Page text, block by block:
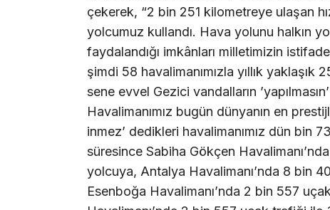
çekerek, “2 bin 251 kilometreye ulaşan
yolcumuz kullandı. Hava yolunu halkın
faydalandığı imkânları milletimizin
şimdi 58 havalimanımızla yıllık
sene evvel Gezici vandalların
Havalimanımız bugün dünyanın en
inmez’ dedikleri havalimanımız dün bin
süresince Sabiha Gökçen
yolcuya, Antalya Havalimanı’nda 8 bin
Esenboğa Havalimanı’nda 2 bin 557